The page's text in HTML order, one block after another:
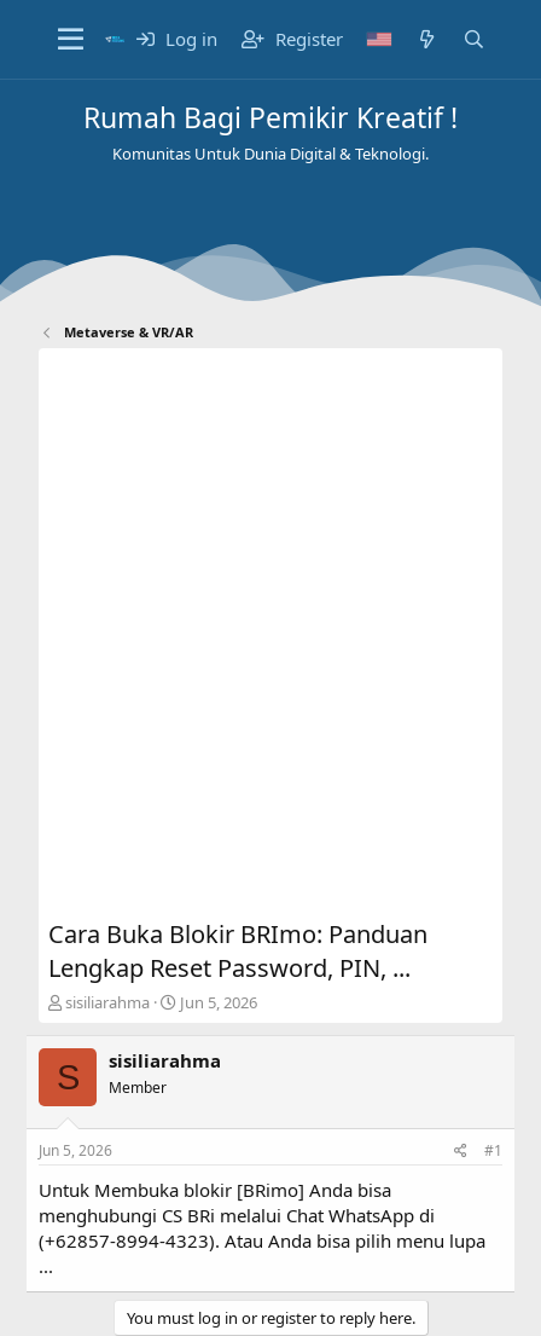
Log in Register
Rumah Bagi Pemikir Kreatif !
Komunitas Untuk Dunia Digital & Teknologi.
Metaverse & VR/AR
Cara Buka Blokir BRImo: Panduan
Lengkap Reset Password, PIN, ...
T
r
e
a
d
t
r
t
e
sisiliarahma
S
r
a
Jun 5, 2026
S sisiliarahma
Member
Jun 5, 2026 #1
Untuk Membuka blokir [BRimo] Anda bisa
menghubungi CS BRi melalui Chat WhatsApp di
(+62857-8994-4323). Atau Anda bisa pilih menu lupa
...
You must log in or register to reply here.